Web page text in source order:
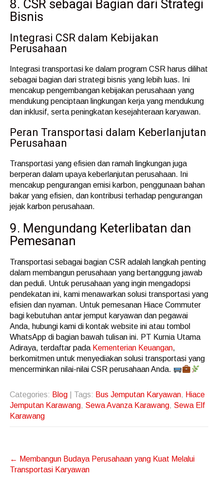
8. CSR sebagai Bagian dari Strategi
Bisnis
Integrasi CSR dalam Kebijakan
Perusahaan
Integrasi transportasi ke dalam program CSR harus dilihat
sebagai bagian dari strategi bisnis yang lebih luas. Ini
mencakup pengembangan kebijakan perusahaan yang
mendukung penciptaan lingkungan kerja yang mendukung
dan inklusif, serta peningkatan kesejahteraan karyawan.
Peran Transportasi dalam Keberlanjutan
Perusahaan
Transportasi yang efisien dan ramah lingkungan juga
berperan dalam upaya keberlanjutan perusahaan. Ini
mencakup pengurangan emisi karbon, penggunaan bahan
bakar yang efisien, dan kontribusi terhadap pengurangan
jejak karbon perusahaan.
9. Mengundang Keterlibatan dan
Pemesanan
Transportasi sebagai bagian CSR adalah langkah penting
dalam membangun perusahaan yang bertanggung jawab
dan peduli. Untuk perusahaan yang ingin mengadopsi
pendekatan ini, kami menawarkan solusi transportasi yang
efisien dan nyaman. Untuk pemesanan Hiace Commuter
bagi kebutuhan antar jemput karyawan dan pegawai
Anda, hubungi kami di kontak website ini atau tombol
WhatsApp di bagian bawah tulisan ini. PT Kurnia Utama
Adiraya, terdaftar pada Kementerian Keuangan,
berkomitmen untuk menyediakan solusi transportasi yang
mencerminkan nilai-nilai CSR perusahaan Anda.
Categories: Blog | Tags: Bus Jemputan Karyawan, Hiace
Jemputan Karawang, Sewa Avanza Karawang, Sewa Elf
Karawang
Post
navigation
← Membangun Budaya Perusahaan yang Kuat Melalui
Transportasi Karyawan